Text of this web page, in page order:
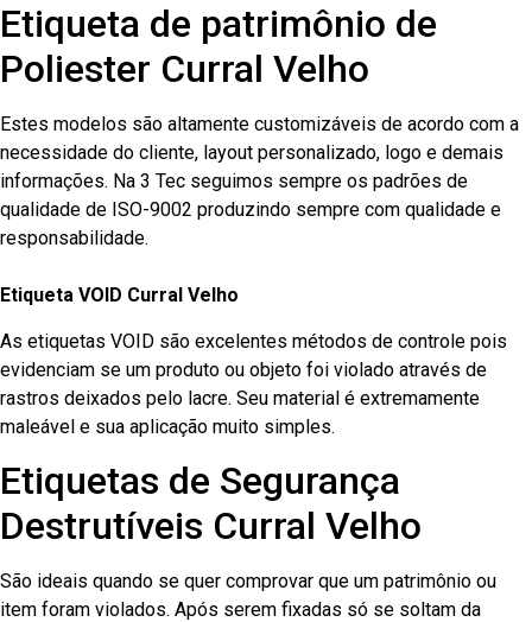
Etiqueta de patrimônio de
Poliester Curral Velho
Estes modelos são altamente customizáveis de acordo com a
necessidade do cliente, layout personalizado, logo e demais
informações. Na 3 Tec seguimos sempre os padrões de
qualidade de ISO-9002 produzindo sempre com qualidade e
responsabilidade.
Etiqueta VOID Curral Velho
As etiquetas VOID são excelentes métodos de controle pois
evidenciam se um produto ou objeto foi violado através de
rastros deixados pelo lacre. Seu material é extremamente
maleável e sua aplicação muito simples.
Etiquetas de Segurança
Destrutíveis Curral Velho
São ideais quando se quer comprovar que um patrimônio ou
item foram violados. Após serem fixadas só se soltam da